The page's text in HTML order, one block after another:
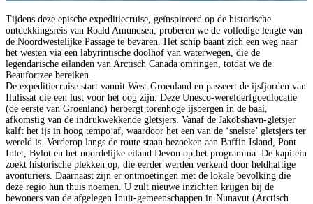
Tijdens deze epische expeditiecruise, geïnspireerd op de historische
ontdekkingsreis van Roald Amundsen, proberen we de volledige lengte van
de Noordwestelijke Passage te bevaren. Het schip baant zich een weg naar
het westen via een labyrintische doolhof van waterwegen, die de
legendarische eilanden van Arctisch Canada omringen, totdat we de
Beaufortzee bereiken.
De expeditiecruise start vanuit West-Groenland en passeert de ijsfjorden van
Ilulissat die een lust voor het oog zijn. Deze Unesco-werelderfgoedlocatie
(de eerste van Groenland) herbergt torenhoge ijsbergen in de baai,
afkomstig van de indrukwekkende gletsjers. Vanaf de Jakobshavn-gletsjer
kalft het ijs in hoog tempo af, waardoor het een van de ‘snelste’ gletsjers ter
wereld is. Verderop langs de route staan bezoeken aan Baffin Island, Pont
Inlet, Bylot en het noordelijke eiland Devon op het programma. De kapitein
zoekt historische plekken op, die eerder werden verkend door heldhaftige
avonturiers. Daarnaast zijn er ontmoetingen met de lokale bevolking die
deze regio hun thuis noemen. U zult nieuwe inzichten krijgen bij de
bewoners van de afgelegen Inuit-gemeenschappen in Nunavut (Arctisch